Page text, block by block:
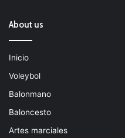
About us
Inicio
Voleybol
Balonmano
Baloncesto
Artes marciales